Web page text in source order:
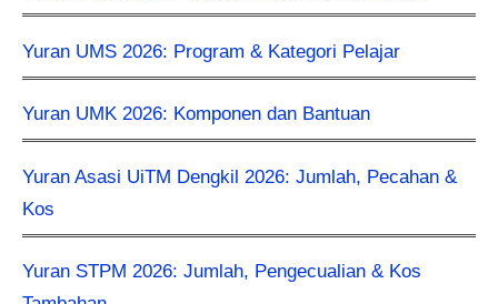
Yuran UMS 2026: Program & Kategori Pelajar
Yuran UMK 2026: Komponen dan Bantuan
Yuran Asasi UiTM Dengkil 2026: Jumlah, Pecahan &
Kos
Yuran STPM 2026: Jumlah, Pengecualian & Kos